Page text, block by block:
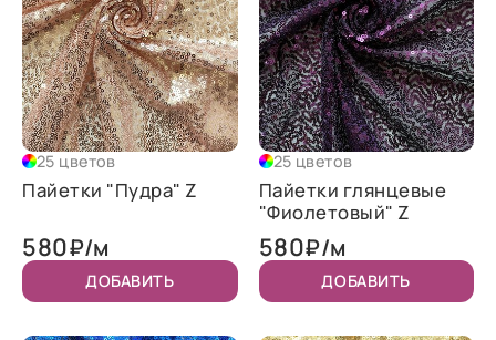
25 цветов
Пайетки "Пудра" Z
580₽/м
ДОБАВИТЬ
25 цветов
Пайетки глянцевые
"Фиолетовый" Z
580₽/м
ДОБАВИТЬ